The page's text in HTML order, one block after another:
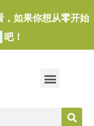
，如果你想从零开始
吧！